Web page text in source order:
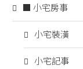
■ 小宅房事
小宅裝潢
小宅記事